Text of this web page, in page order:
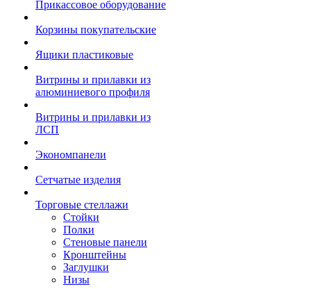
Прикассовое оборудование
Корзины покупательские
Ящики пластиковые
Витрины и прилавки из
алюминиевого профиля
Витрины и прилавки из
ЛСП
Экономпанели
Сетчатые изделия
Торговые стеллажи
Стойки
Полки
Стеновые панели
Кронштейны
Заглушки
Низы